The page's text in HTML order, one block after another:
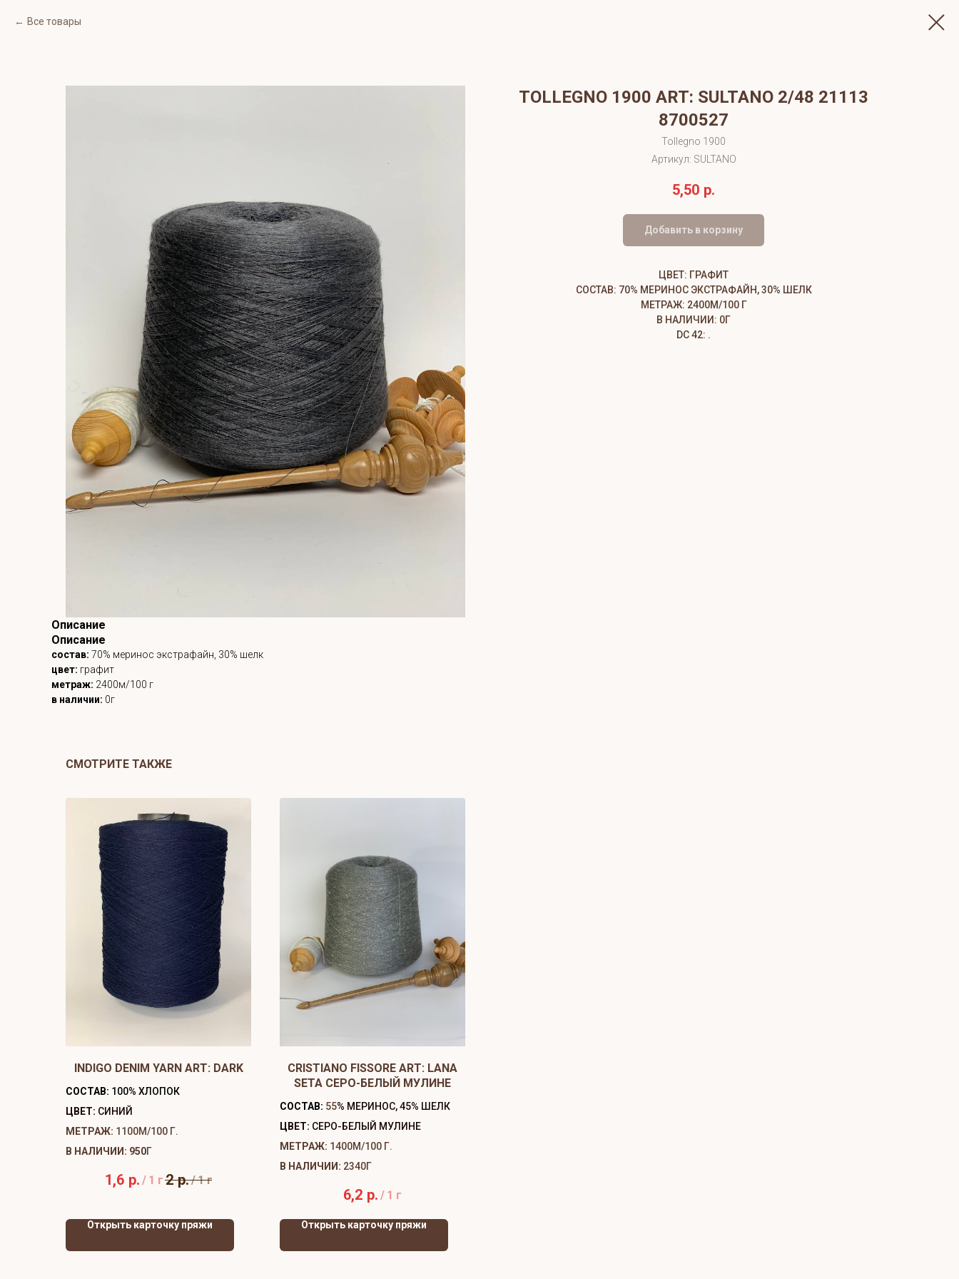
Все товары
TOLLEGNO 1900 ART: SULTANO 2/48 21113
8700527
Tollegno 1900
Артикул: SULTANO
5,50 р.
Добавить в корзину
ЦВЕТ: ГРАФИТ
СОСТАВ: 70% МЕРИНОС ЭКСТРАФАЙН, 30% ШЕЛК
МЕТРАЖ: 2400М/100 Г
В НАЛИЧИИ: 0Г
DC 42: .
Описание
Описание
состав: 70% меринос экстрафайн, 30% шелк
цвет: графит
метраж: 2400м/100 г
в наличии: 0г
СМОТРИТЕ ТАКЖЕ
INDIGO DENIM YARN ART: DARK
СОСТАВ: 100% ХЛОПОК
ЦВЕТ: СИНИЙ
МЕТРАЖ: 1100М/100 Г.
В НАЛИЧИИ: 950Г
1,6 р. / 1 г2 р./1 г
Открыть карточку пряжи
CRISTIANO FISSORE ART: LANA
SETA СЕРО-БЕЛЫЙ МУЛИНЕ
СОСТАВ: 55% МЕРИНОС, 45% ШЕЛК
ЦВЕТ: СЕРО-БЕЛЫЙ МУЛИНЕ
МЕТРАЖ: 1400М/100 Г.
В НАЛИЧИИ: 2340Г
6,2 р. / 1 г
Открыть карточку пряжи